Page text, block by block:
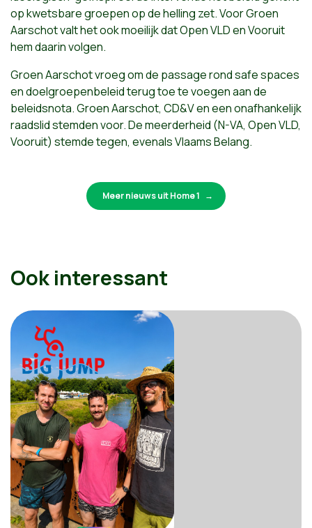
op kwetsbare groepen op de helling zet. Voor Groen
Aarschot valt het ook moeilijk dat Open VLD en Vooruit
hem daarin volgen.
Groen Aarschot vroeg om de passage rond safe spaces
en doelgroepenbeleid terug toe te voegen aan de
beleidsnota. Groen Aarschot, CD&V en een onafhankelijk
raadslid stemden voor. De meerderheid (N-VA, Open VLD,
Vooruit) stemde tegen, evenals Vlaams Belang.
Meer nieuws uit Home 1
Ook interessant